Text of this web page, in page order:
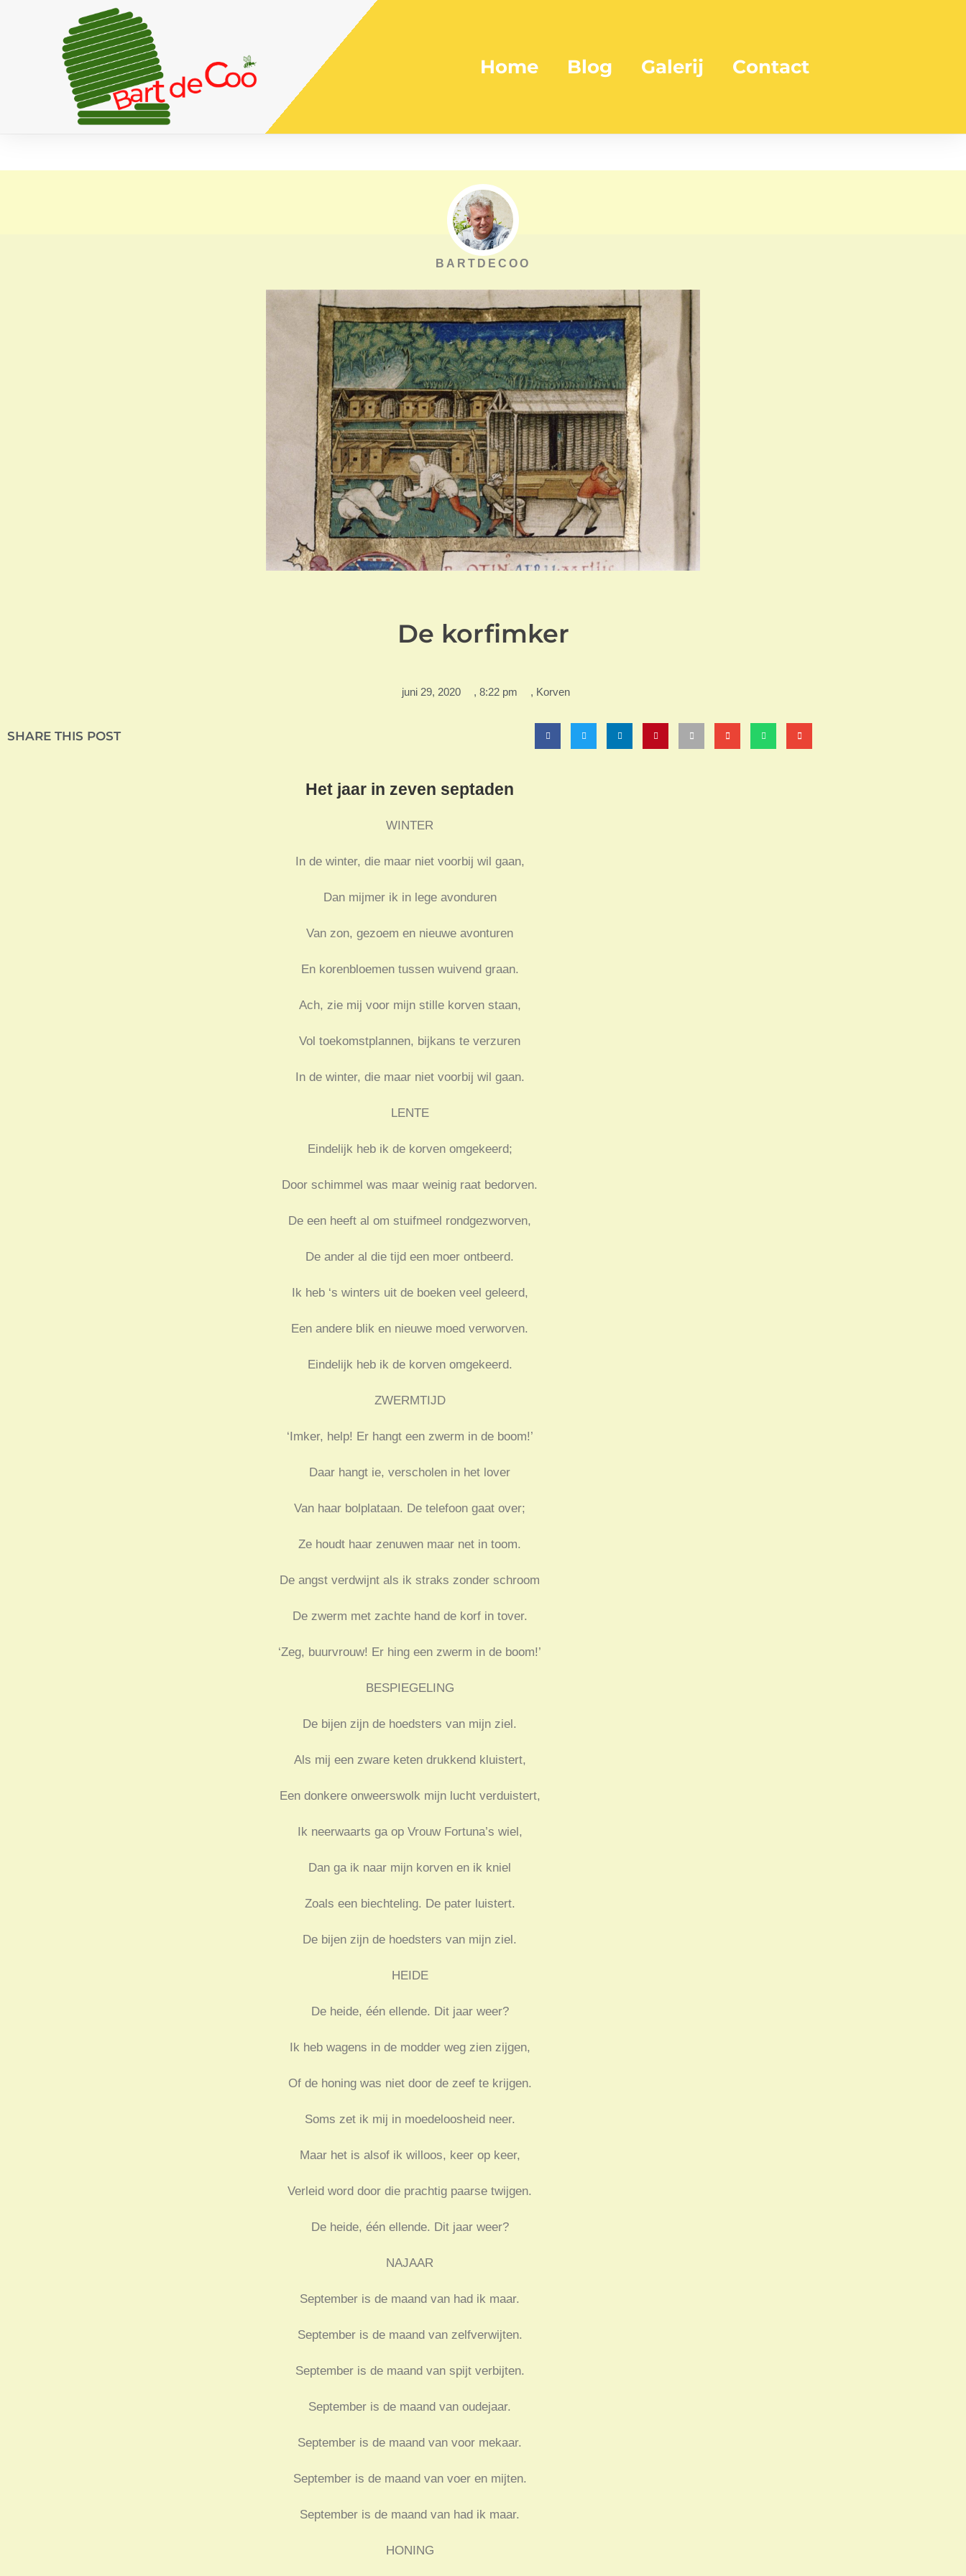
Home Blog Galerij Contact
BARTDECOO
De korfimker
juni 29, 2020 , 8:22 pm , Korven
SHARE THIS POST
Het jaar in zeven septaden
WINTER
In de winter, die maar niet voorbij wil gaan,
Dan mijmer ik in lege avonduren
Van zon, gezoem en nieuwe avonturen
En korenbloemen tussen wuivend graan.
Ach, zie mij voor mijn stille korven staan,
Vol toekomstplannen, bijkans te verzuren
In de winter, die maar niet voorbij wil gaan.
LENTE
Eindelijk heb ik de korven omgekeerd;
Door schimmel was maar weinig raat bedorven.
De een heeft al om stuifmeel rondgezworven,
De ander al die tijd een moer ontbeerd.
Ik heb ‘s winters uit de boeken veel geleerd,
Een andere blik en nieuwe moed verworven.
Eindelijk heb ik de korven omgekeerd.
ZWERMTIJD
‘Imker, help! Er hangt een zwerm in de boom!’
Daar hangt ie, verscholen in het lover
Van haar bolplataan. De telefoon gaat over;
Ze houdt haar zenuwen maar net in toom.
De angst verdwijnt als ik straks zonder schroom
De zwerm met zachte hand de korf in tover.
‘Zeg, buurvrouw! Er hing een zwerm in de boom!’
BESPIEGELING
De bijen zijn de hoedsters van mijn ziel.
Als mij een zware keten drukkend kluistert,
Een donkere onweerswolk mijn lucht verduistert,
Ik neerwaarts ga op Vrouw Fortuna’s wiel,
Dan ga ik naar mijn korven en ik kniel
Zoals een biechteling. De pater luistert.
De bijen zijn de hoedsters van mijn ziel.
HEIDE
De heide, één ellende. Dit jaar weer?
Ik heb wagens in de modder weg zien zijgen,
Of de honing was niet door de zeef te krijgen.
Soms zet ik mij in moedeloosheid neer.
Maar het is alsof ik willoos, keer op keer,
Verleid word door die prachtig paarse twijgen.
De heide, één ellende. Dit jaar weer?
NAJAAR
September is de maand van had ik maar.
September is de maand van zelfverwijten.
September is de maand van spijt verbijten.
September is de maand van oudejaar.
September is de maand van voor mekaar.
September is de maand van voer en mijten.
September is de maand van had ik maar.
HONING